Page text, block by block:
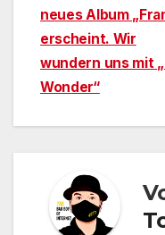
neues Album
erscheint. Wir
wundern uns mit
Wonder“